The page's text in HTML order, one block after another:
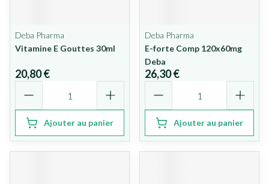
Deba Pharma
Vitamine E Gouttes 30ml
20,80 €
Ajouter au panier
Deba Pharma
E-forte Comp 120x60mg
Deba
26,30 €
Ajouter au panier